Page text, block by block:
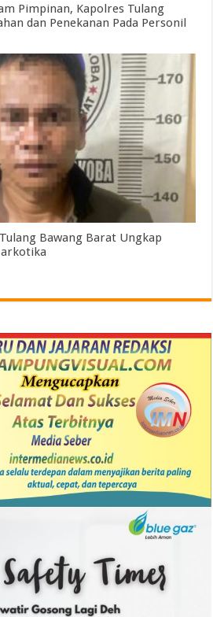
Pimpinan, Kapolres Tulang
dan Penekanan Pada Personil
Bawang Barat Ungkap